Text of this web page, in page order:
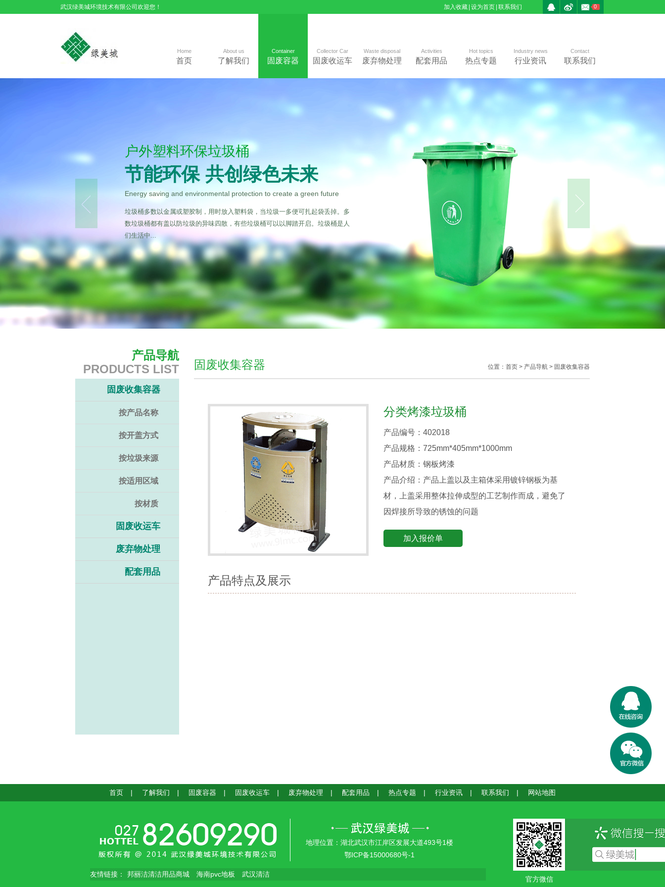
武汉绿美城环境技术有限公司欢迎您！ 加入收藏 设为首页 联系我们 0
Home
首页
About us
了解我们
Container
固废容器
Collector Car
固废收运车
Waste disposal
废弃物处理
Activities
配套用品
Hot topics
热点专题
Industry news
行业资讯
Contact
联系我们
户外塑料环保垃圾桶
节能环保 共创绿色未来
Energy saving and environmental protection to create a green future
垃圾桶多数以金属或塑胶制，用时放入塑料袋，当垃圾一多便可扎起袋丢掉。多
数垃圾桶都有盖以防垃圾的异味四散，有些垃圾桶可以以脚踏开启。垃圾桶是人
们生活中...
产品导航
PRODUCTS LIST
固废收集容器
按产品名称
按开盖方式
按垃圾来源
按适用区域
按材质
固废收运车
废弃物处理
配套用品
固废收集容器 位置：首页 > 产品导航 > 固废收集容器
分类烤漆垃圾桶
产品编号：402018
产品规格：725mm*405mm*1000mm
产品材质：钢板烤漆
产品介绍：产品上盖以及主箱体采用镀锌钢板为基
材，上盖采用整体拉伸成型的工艺制作而成，避免了
因焊接所导致的锈蚀的问题
加入报价单
产品特点及展示
首页 | 了解我们 | 固废容器 | 固废收运车 | 废弃物处理 | 配套用品 | 热点专题 | 行业资讯 | 联系我们 | 网站地图
地理位置：湖北武汉市江岸区发展大道493号1楼
鄂ICP备15000680号-1
友情链接： 邦丽洁清洁用品商城 海南pvc地板 武汉清洁
官方微信